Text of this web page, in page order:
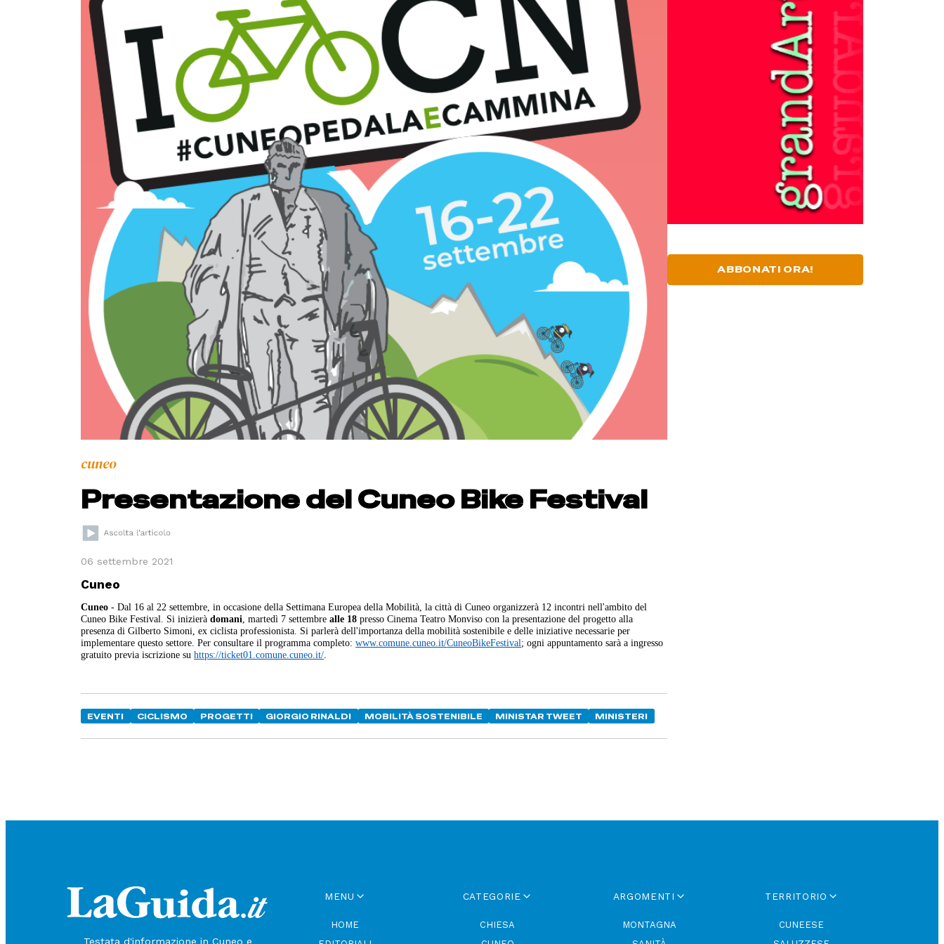
cuneo
Presentazione del Cuneo Bike Festival
06 settembre 2021
Cuneo
Cuneo - Dal 16 al 22 settembre, in occasione della Settimana Europea della Mobilità, la città di Cuneo organizzerà 12 incontri nell'ambito del
Cuneo Bike Festival. Si inizieràdomani , martedì 7 settembrealle 18 presso Cinema Teatro Monviso con la presentazione del progetto alla
presenza di Gilberto Simoni, ex ciclista professionista. Si parlerà dell'importanza della mobilità sostenibile e delle iniziative necessarie per
implementare questo settore. Per consultare il programma completo:www.comune.cuneo.it/CuneoBikeFestival; ogni appuntamento sarà a ingresso
gratuito previa iscrizione suhttps://ticket01.comune.cuneo.it/
EVENTI CICLISMO PROGETTI GIORGIO RINALDI MOBILITÀ SOSTENIBILE MINISTAR TWEET MINISTERI
ABBONATI ORA!
Testata d'informazione in Cuneo e
MENU
HOME
CATEGORIE
CHIESA
ARGOMENTI
MONTAGNA
TERRITORIO
CUNEESE